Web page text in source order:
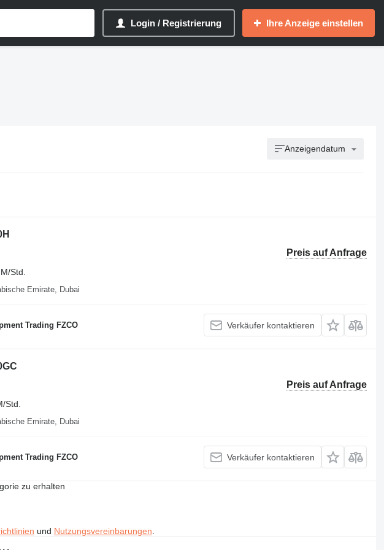
Login / Registrierung Ihre Anzeige einstellen
Anzeigendatum
Preis auf Anfrage
Std.
Emirate, Dubai
Trading FZCO Verkäufer kontaktieren
Preis auf Anfrage
Std.
Emirate, Dubai
Trading FZCO Verkäufer kontaktieren
zu erhalten
und Nutzungsvereinbarungen